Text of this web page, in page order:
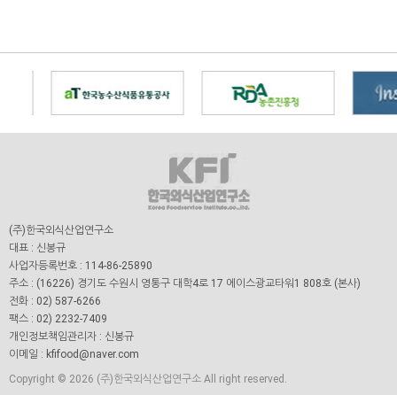
(주)한국외식산업연구소
대표 : 신봉규
사업자등록번호 : 114-86-25890
주소 : (16226) 경기도 수원시 영통구 대학4로 17 에이스광교타워1 808호 (본사)
전화 : 02) 587-6266
팩스 : 02) 2232-7409
개인정보책임관리자 : 신봉규
이메일 : kfifood@naver.com
Copyright © 2026 (주)한국외식산업연구소 All right reserved.